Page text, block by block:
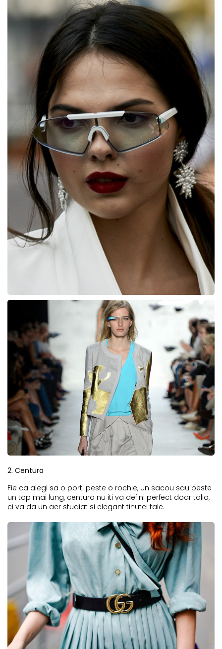
2. Centura
Fie ca alegi sa o porti peste o rochie, un sacou sau peste
un top mai lung, centura nu iti va defini perfect doar talia,
ci va da un aer studiat si elegant tinutei tale.